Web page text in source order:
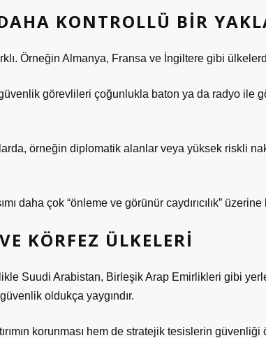
KONTROLLÜ BIR
Örneğin Almanya, Fransa ve İngiltere gibi
güvenlik görevlileri çoğunlukla baton ya da radyo ile
örneğin diplomatik alanlar veya yüksek riskli
daha çok “önleme ve görünür caydırıcılık”
KÖRFEZ ÜLKELERI
Suudi Arabistan, Birleşik Arap Emirlikleri gibi
oldukça yaygındır.
korunması hem de stratejik tesislerin